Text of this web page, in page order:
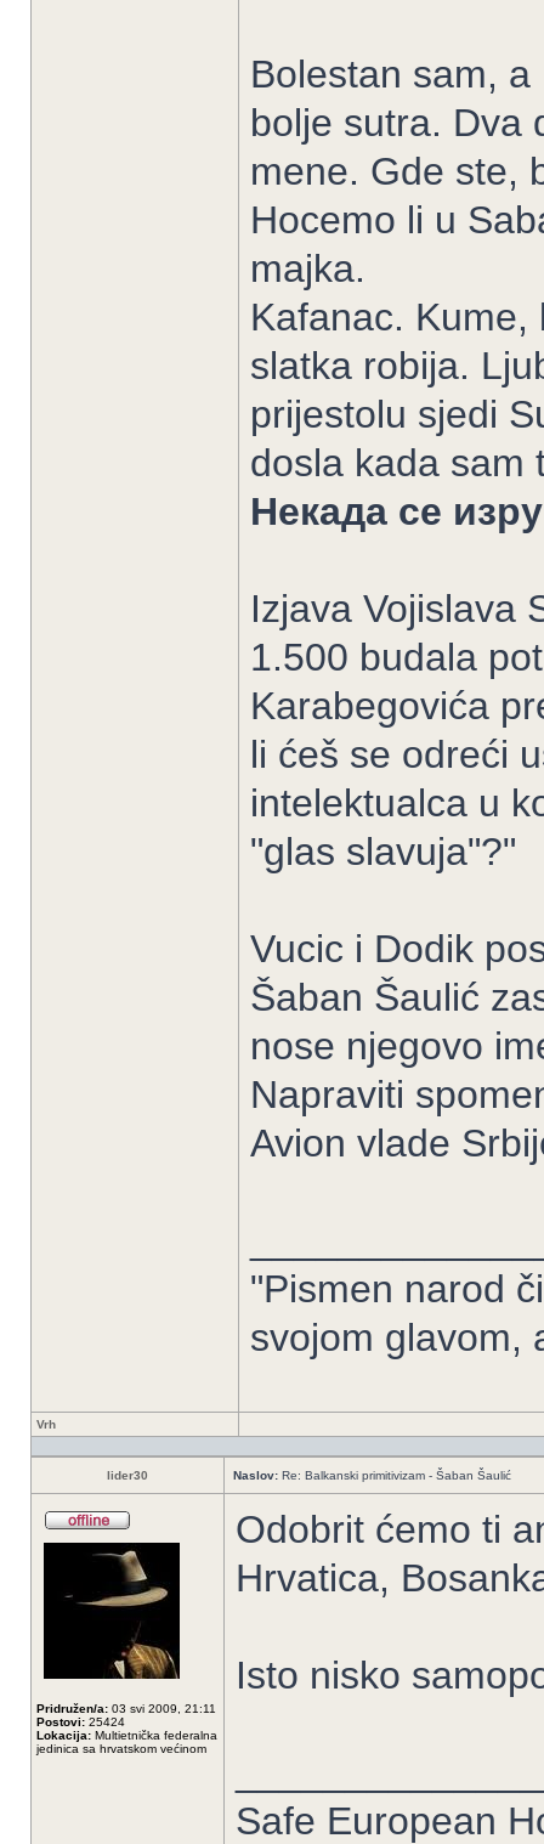
Bolestan sam,
bolje sutra. Dva
mene. Gde ste,
Hocemo li u
majka.
Kafanac.
slatka robija.
prijestolu sjedi
dosla kada
Некада се
Izjava Vojislava
1.500 budala
Karabegovića
li ćeš se odreći
intelektualca u
"glas slavuja"?"
Vucic i Dodik
Šaban Šaulić
nose njegovo
Napraviti
Avion vlade
"Pismen narod
svojom glavom,
Vrh
lider30 Naslov: Re: Balkanski primitivizam - Šaban Šaulić
Pridružen/a: 03 svi 2009, 21:11
Postovi: 25424
Lokacija: Multietnička federalna
jedinica sa hrvatskom većinom
Odobrit ćemo ti
Hrvatica,
Isto nisko
Safe European